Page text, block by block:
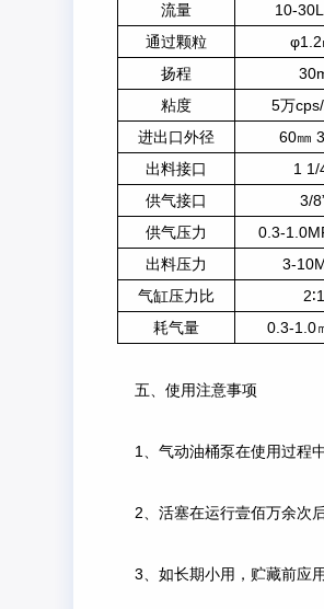
流量
10-
通过颗粒
φ1.2
扬程
粘度
5万
进出口外径
60㎜
出料接口
1 1/
供气接口
3/
供气压力
0.3-
出料压力
3-
气缸压力比
2∶1
耗气量
0.3-1.0
五、使用注意事项
1、气动油桶泵在使用过程
2、活塞在运行壹佰万余次
3、如长期小用，贮藏前应